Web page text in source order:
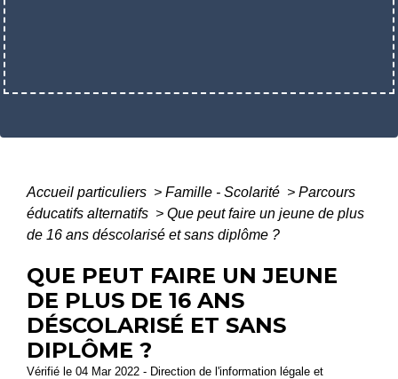
Accueil particuliers > Famille - Scolarité > Parcours
éducatifs alternatifs > Que peut faire un jeune de plus
de 16 ans déscolarisé et sans diplôme ?
QUE PEUT FAIRE UN JEUNE
DE PLUS DE 16 ANS
DÉSCOLARISÉ ET SANS
DIPLÔME ?
Vérifié le 04 Mar 2022 - Direction de l'information légale et